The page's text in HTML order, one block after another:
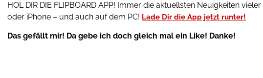
HOL DIR DIE FLIPBOARD APP! Immer die aktuellsten Neuigkeiten
oder iPhone – und auch auf dem PC! Lade Dir die App jetzt runter!
Das gefällt mir! Da gebe ich doch gleich mal ein Like! Danke!